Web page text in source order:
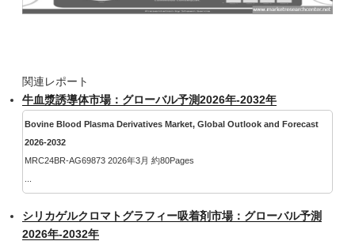
関連レポート
牛血漿誘導体市場：グローバル予測2026年-2032年
Bovine Blood Plasma Derivatives Market, Global Outlook and Forecast
2026-2032
MRC24BR-AG69873 2026年3月 約80Pages
シリカゲルクロマトグラフィー吸着剤市場：グローバル予測
2026年-2032年